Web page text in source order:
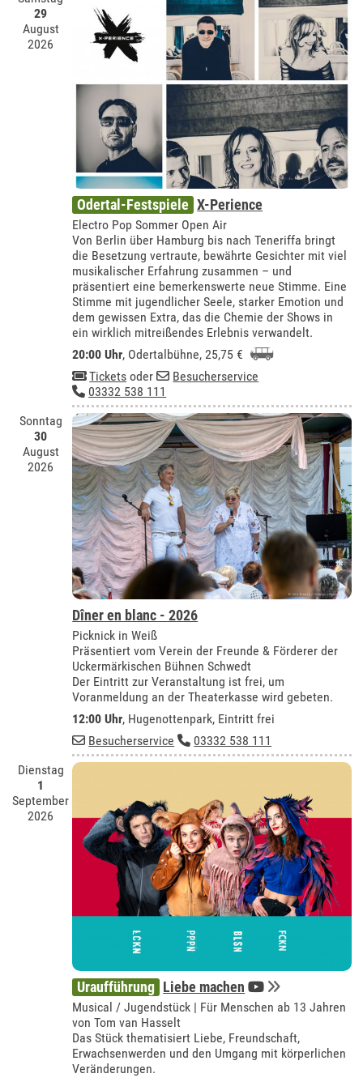
29
August
2026
Odertal-Festspiele X-Perience
Electro Pop Sommer Open Air
Von Berlin über Hamburg bis nach Teneriffa bringt
die Besetzung vertraute, bewährte Gesichter mit viel
musikalischer Erfahrung zusammen – und
präsentiert eine bemerkenswerte neue Stimme. Eine
Stimme mit jugendlicher Seele, starker Emotion und
dem gewissen Extra, das die Chemie der Shows in
ein wirklich mitreißendes Erlebnis verwandelt.
20:00 Uhr, Odertalbühne, 25,75 €
Tickets oder
Besucherservice
03332 538 111
Sonntag
30
August
2026
Dîner en blanc - 2026
Picknick in Weiß
Präsentiert vom Verein der Freunde & Förderer der
Uckermärkischen Bühnen Schwedt
Der Eintritt zur Veranstaltung ist frei, um
Voranmeldung an der Theaterkasse wird gebeten.
12:00 Uhr, Hugenottenpark, Eintritt frei
Besucherservice
03332 538 111
Dienstag
1
September
2026
Uraufführung Liebe machen
Musical / Jugendstück | Für Menschen ab 13 Jahren
von Tom van Hasselt
Das Stück thematisiert Liebe, Freundschaft,
Erwachsenwerden und den Umgang mit körperlichen
Veränderungen.